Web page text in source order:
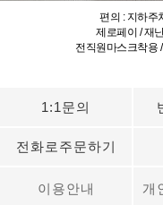
편의 : 지하주
제로페이 / 재
전직원마스크착용
1:1문의
전화로주문하기
이용안내 개